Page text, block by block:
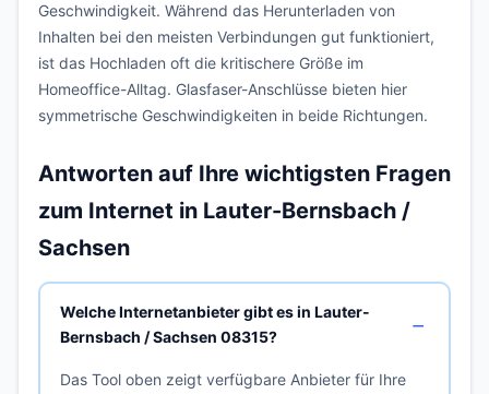
Geschwindigkeit. Während das Herunterladen von
Inhalten bei den meisten Verbindungen gut funktioniert,
ist das Hochladen oft die kritischere Größe im
Homeoffice-Alltag. Glasfaser-Anschlüsse bieten hier
symmetrische Geschwindigkeiten in beide Richtungen.
Antworten auf Ihre wichtigsten Fragen
zum Internet in Lauter-Bernsbach /
Sachsen
Welche Internetanbieter gibt es in Lauter-
Bernsbach / Sachsen 08315?
Das Tool oben zeigt verfügbare Anbieter für Ihre